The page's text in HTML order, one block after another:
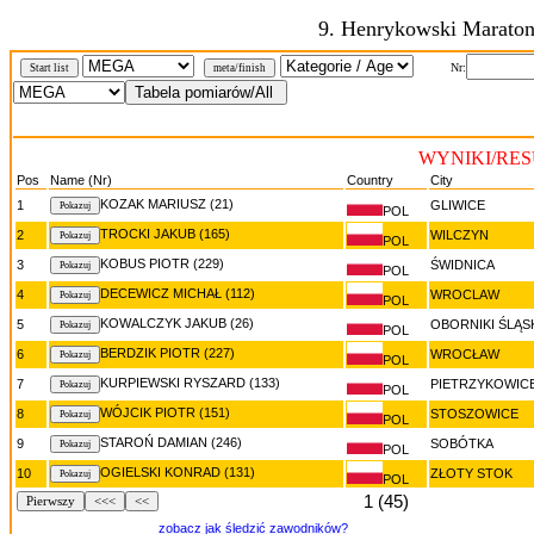
9. Henrykowski
Start list meta/finish Nr:
WYNIKI/
Pos Name (Nr) Country
City
1
KOZAK MARIUSZ (21) POL GLIWICE
2 TROCKI JAKUB (165) POL WILCZYN
3 KOBUS PIOTR (229) POL ŚWIDNICA
4 DECEWICZ MICHAŁ (112) POL WROCLAW
5 KOWALCZYK JAKUB (26) POL OBORNIKI
6 BERDZIK PIOTR (227) POL WROCŁAW
7 KURPIEWSKI RYSZARD (133) POL
8 WÓJCIK PIOTR (151) POL STOSZOWICE
9 STAROŃ DAMIAN (246) POL SOBÓTKA
10 OGIELSKI KONRAD (131) POL ZŁOTY STOK
Pierwszy <<< << 1 (45)
zobacz jak śledzić zawodników?